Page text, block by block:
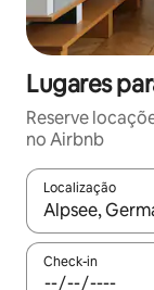
Lugares
Reserve
no Airbnb
Localização
Quando os
Check-in